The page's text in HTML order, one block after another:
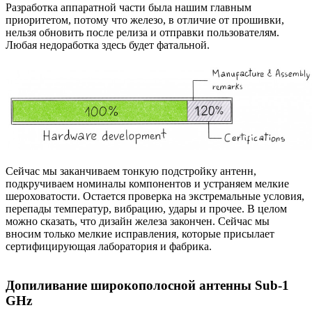
Разработка аппаратной части была нашим главным
приоритетом, потому что железо, в отличие от прошивки,
нельзя обновить после релиза и отправки пользователям.
Любая недоработка здесь будет фатальной.
Сейчас мы заканчиваем тонкую подстройку антенн,
подкручиваем номиналы компонентов и устраняем мелкие
шероховатости. Остается проверка на экстремальные условия,
перепады температур, вибрацию, удары и прочее. В целом
можно сказать, что дизайн железа закончен. Сейчас мы
вносим только мелкие исправления, которые присылает
сертифицирующая лаборатория и фабрика.
Допиливание широкополосной антенны Sub-1
GHz